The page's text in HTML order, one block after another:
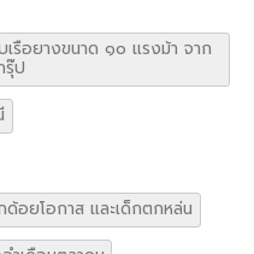
รือยางขนาด ๑๐ แรงม้า จาก
รุ๊ป
ด้อยโอกาส และเด็กตกหล่น